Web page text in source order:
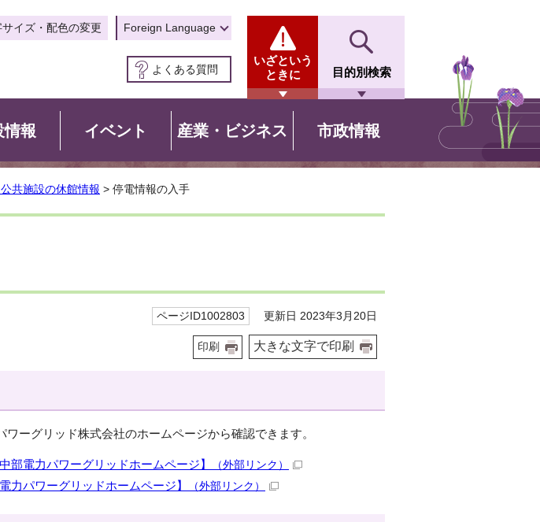
イズ・配色の変更 Foreign Language
よくある質問
いざという
ときに
目的別検索
情報 イベント 産業・ビジネス 市政情報
共施設の休館情報 > 停電情報の入手
ページID1002803 更新日 2023年3月20日
印刷 大きな文字で印刷
ーグリッド株式会社のホームページから確認できます。
部電力パワーグリッドホームページ】 （外部リンク）
力パワーグリッドホームページ】 （外部リンク）